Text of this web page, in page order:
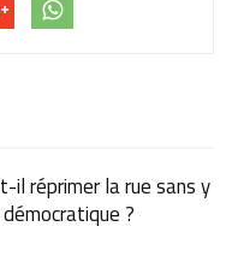
il réprimer la rue sans y
?